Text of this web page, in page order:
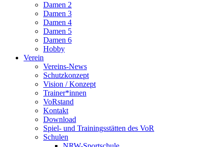
Damen 2
Damen 3
Damen 4
Damen 5
Damen 6
Hobby
Verein
Vereins-News
Schutzkonzept
Vision / Konzept
Trainer*innen
VoRstand
Kontakt
Download
Spiel- und Trainingsstätten des VoR
Schulen